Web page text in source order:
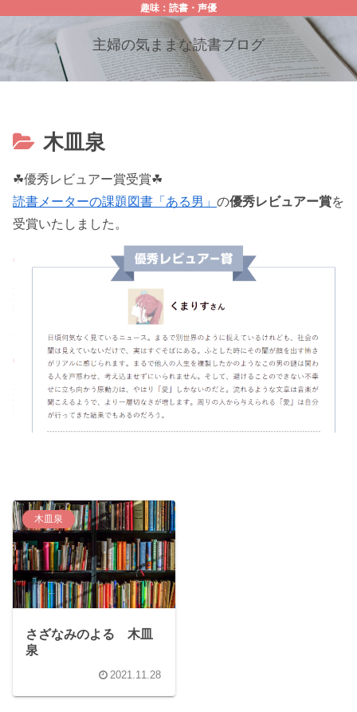
趣味：読書・声優
主婦の気ままな読書ブログ
木皿泉
☘優秀レビュアー賞受賞☘
読書メーターの課題図書「ある男」 の優秀レビュアー賞を
受賞いたしました。
木皿泉
さざなみのよる 木皿
泉
2021.11.28